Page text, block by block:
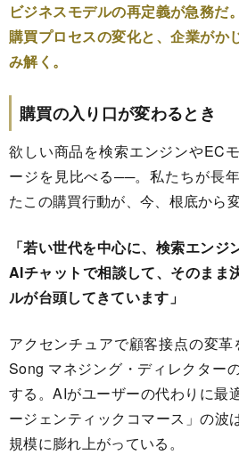
ビジネスモデルの再定義が急務だ
購買プロセスの変化と、企業がか
み解く。
購買の入り口が変わるとき
欲しい商品を検索エンジンやEC
ージを見比べる──。私たちが長
たこの購買行動が、今、根底から
「若い世代を中心に、検索エンジ
AIチャットで相談して、そのまま
ルが台頭してきています」
アクセンチュアで顧客接点の変
Song マネジング・ディレクター
する。AIがユーザーの代わりに最
ージェンティックコマース」の波
規模に膨れ上がっている。